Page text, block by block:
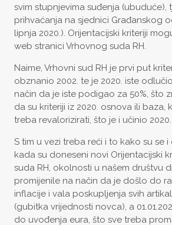
svim stupnjevima suđenja (ubuduće),
prihvaćanja na sjednici Građanskog
lipnja 2020.). Orijentacijski kriteriji
web stranici Vrhovnog suda RH.
Naime, Vrhovni sud RH je prvi put
obznanio 2002. te je 2020. iste
način da je iste podigao za 50%, što
da su kriteriji iz 2020. osnova ili
treba revalorizirati, što je i učinio 2020.
S tim u vezi treba reći i to kako su se i
kada su doneseni novi Orijentacijski
suda RH, okolnosti u našem društvu
promijenile na način da je došlo do
inflacije i vala poskupljenja svih
(gubitka vrijednosti novca), a
do uvođenja eura, što sve treba